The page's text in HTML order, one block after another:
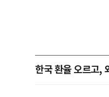
한국 환율 오르고,